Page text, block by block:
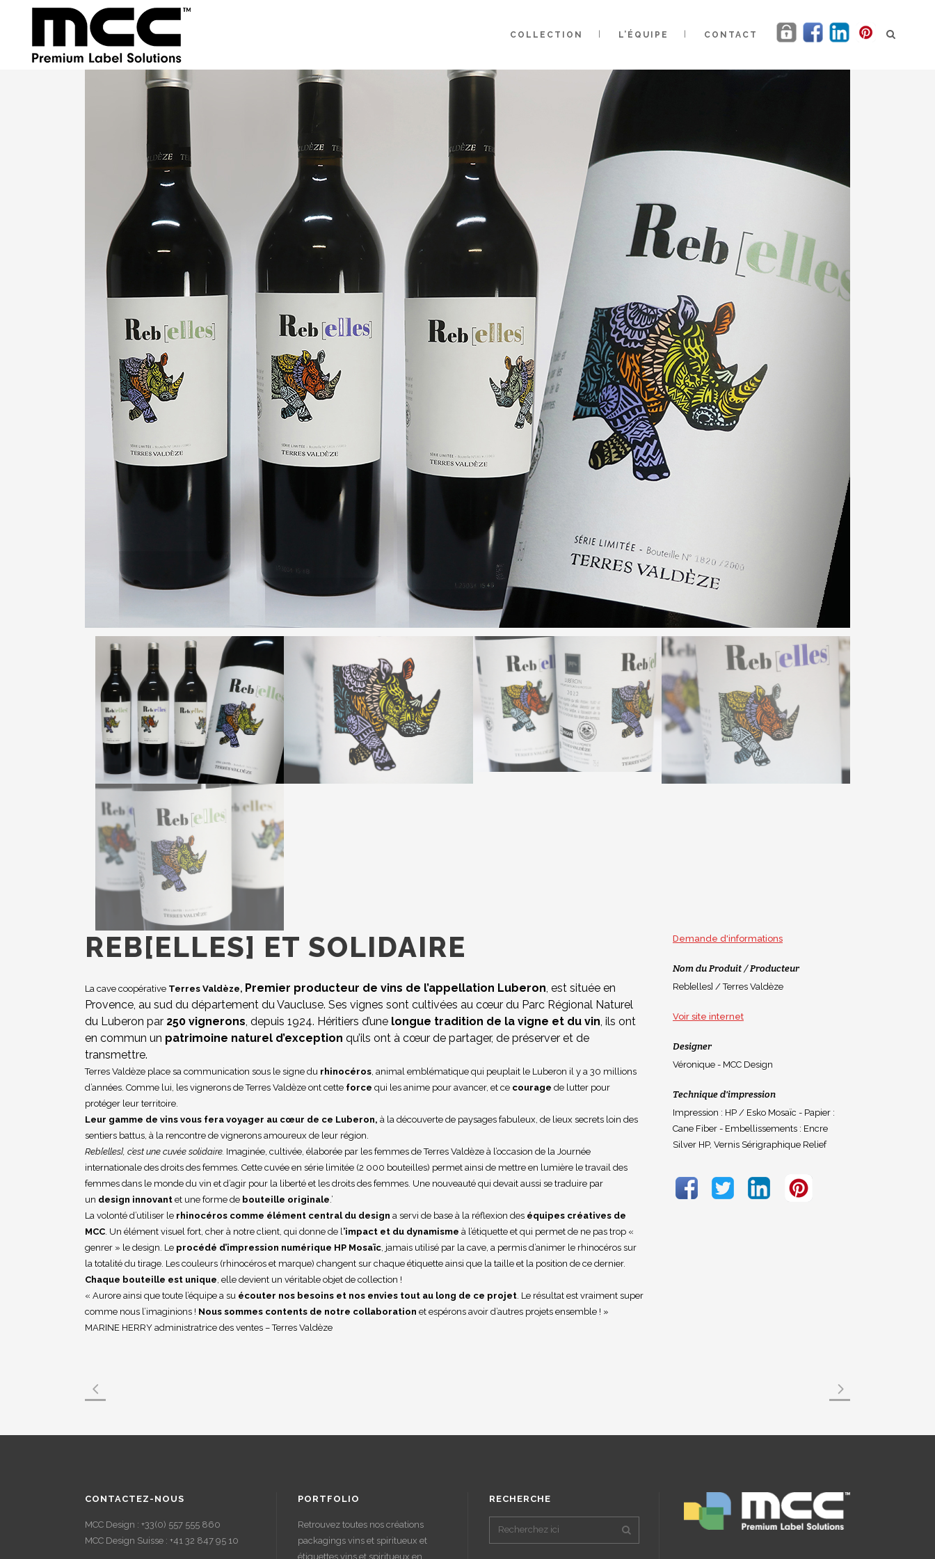
COLLECTION L’ÉQUIPE CONTACT
REB[ELLES] ET SOLIDAIRE
La cave coopérative Terres Valdèze, Premier producteur de vins de l’appellation Luberon, est située en
Provence, au sud du département du Vaucluse. Ses vignes sont cultivées au cœur du Parc Régional Naturel
du Luberon par 250 vignerons, depuis 1924. Héritiers d’une longue tradition de la vigne et du vin, ils ont
en commun un patrimoine naturel d’exception qu’ils ont à cœur de partager, de préserver et de
transmettre.
Terres Valdèze place sa communication sous le signe du rhinocéros, animal emblématique qui peuplait le Luberon il y a 30 millions
d’années. Comme lui, les vignerons de Terres Valdèze ont cette force qui les anime pour avancer, et ce courage de lutter pour
protéger leur territoire.
Leur gamme de vins vous fera voyager au cœur de ce Luberon, à la découverte de paysages fabuleux, de lieux secrets loin des
sentiers battus, à la rencontre de vignerons amoureux de leur région.
Reb[elles], c’est une cuvée solidaire. Imaginée, cultivée, élaborée par les femmes de Terres Valdèze à l’occasion de la Journée
internationale des droits des femmes. Cette cuvée en série limitée (2 000 bouteilles) permet ainsi de mettre en lumière le travail des
femmes dans le monde du vin et d’agir pour la liberté et les droits des femmes. Une nouveauté qui devait aussi se traduire par
un design innovant et une forme de bouteille originale.’
La volonté d’utiliser le rhinocéros comme élément central du design a servi de base à la réflexion des équipes créatives de
MCC. Un élément visuel fort, cher à notre client, qui donne de l’impact et du dynamisme à l’étiquette et qui permet de ne pas trop «
genrer » le design. Le procédé d’impression numérique HP Mosaïc, jamais utilisé par la cave, a permis d’animer le rhinocéros sur
la totalité du tirage. Les couleurs (rhinocéros et marque) changent sur chaque étiquette ainsi que la taille et la position de ce dernier.
Chaque bouteille est unique, elle devient un véritable objet de collection !
« Aurore ainsi que toute l’équipe a su écouter nos besoins et nos envies tout au long de ce projet. Le résultat est vraiment super
comme nous l’imaginions ! Nous sommes contents de notre collaboration et espérons avoir d’autres projets ensemble ! »
MARINE HERRY administratrice des ventes – Terres Valdèze
Demande d'informations
Nom du Produit / Producteur
Reb[elles] / Terres Valdèze
Voir site internet
Designer
Véronique - MCC Design
Technique d'impression
Impression : HP / Esko Mosaïc - Papier :
Cane Fiber - Embellissements : Encre
Silver HP, Vernis Sérigraphique Relief
CONTACTEZ-NOUS
MCC Design : +33(0) 557 555 860
MCC Design Suisse : +41 32 847 95 10
PORTFOLIO
Retrouvez toutes nos créations
packagings vins et spiritueux et
étiquettes vins et spiritueux en
RECHERCHE